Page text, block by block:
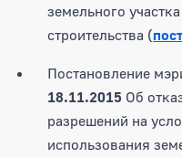
земельного
строительства (
Постановление
18.11.2015 Об
разрешений на
использования